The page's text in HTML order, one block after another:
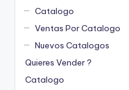
Catalogo
Ventas Por Catalogo
Nuevos Catalogos
Quieres Vender ?
Catalogo